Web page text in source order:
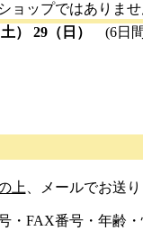
ョップではありま
土） 29（日） (6日
上 、メールでお送
・FAX番号・年齢